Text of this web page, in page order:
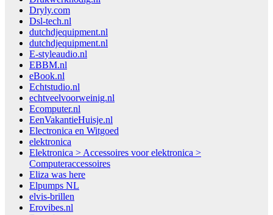
Dryly.com
Dsl-tech.nl
dutchdjequipment.nl
dutchdjequipment.nl
E-styleaudio.nl
EBBM.nl
eBook.nl
Echtstudio.nl
echtveelvoorweinig.nl
Ecomputer.nl
EenVakantieHuisje.nl
Electronica en Witgoed
elektronica
Elektronica > Accessoires voor elektronica >
Computeraccessoires
Eliza was here
Elpumps NL
elvis-brillen
Erovibes.nl